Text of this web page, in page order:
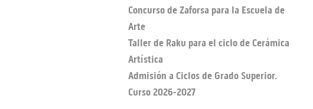
Concurso de Zaforsa para la Escuela de
Arte
Taller de Raku para el ciclo de Cerámica
Artística
Admisión a Ciclos de Grado Superior.
Curso 2026-2027